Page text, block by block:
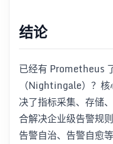
结论
已经有 Prometheus
（Nightingale）？
决了指标采集、存储
合解决企业级告警规
告警自治、告警自愈等